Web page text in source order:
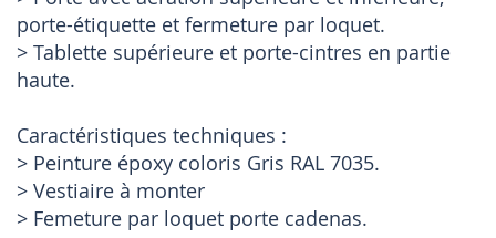
porte-étiquette et fermeture par loquet.
> Tablette supérieure et porte-cintres en partie
haute.
Caractéristiques techniques :
> Peinture époxy coloris Gris RAL 7035.
> Vestiaire à monter
> Femeture par loquet porte cadenas.